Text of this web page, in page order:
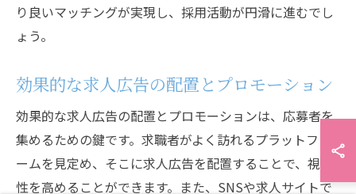
り良いマッチングが実現し、採用活動が円滑に進むでし
ょう。
効果的な求人広告の配置とプロモーション
効果的な求人広告の配置とプロモーションは、応募者を
集めるための鍵です。求職者がよく訪れるプラットフォ
ームを見定め、そこに求人広告を配置することで、視認
性を高めることができます。また、SNSや求人サイトで